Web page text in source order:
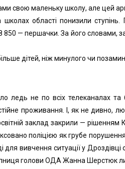
свою маленьку школу, але цей
області понизили
850 — першачки. За його словами,
дітей, ніж минулого чи
ледь не по всіх телеканалах
проживання. І, як не
заклад закрили — рішенням
поліцією як грубе
для вивчення ситуації у
голови ОДА Жанна Шерстюк